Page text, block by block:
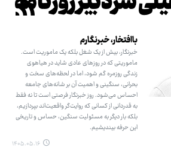
باافتخار، خبرنگارم
خبرنگار، بیش از یک شغل بلکه یک ماموریت است.
ماموریتی که در روزهای عادی شاید در هیاهوی
زندگی روزمره گم شود، اما در لحظه‌های سخت و
بحرانی، سنگینی و اهمیت آن بر شانه‌های جامعه
احساس می‌شود. روز خبرنگار فرصتی است تا نه فقط
به قدردانی از کسانی که روایت‌گر واقعیت‌اند بپردازیم،
بلکه بار دیگر به مسئولیت سنگین، حساس و تاریخی
این حرفه بیندیشیم.
۱۴۰۵.۰۵.۱۶